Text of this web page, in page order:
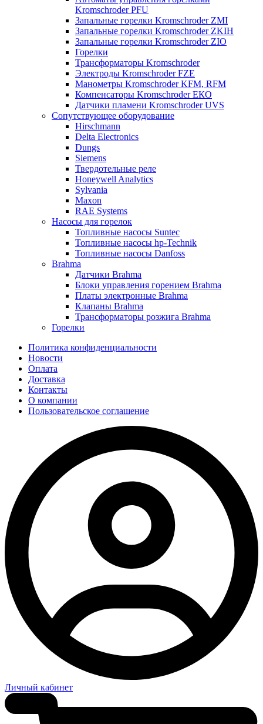
Kromschroder PFU
Запальные горелки Kromschroder ZМI
Запальные горелки Kromschroder ZKIH
Запальные горелки Kromschroder ZIO
Горелки
Трансформаторы Kromschroder
Электроды Kromschroder FZE
Манометры Kromschroder KFM, RFM
Компенсаторы Kromschroder ЕКО
Датчики пламени Kromschroder UVS
Сопутствующее оборудование
Hirschmann
Delta Electronics
Dungs
Siemens
Твердотельные реле
Honeywell Analytics
Sylvania
Maxon
RAE Systems
Насосы для горелок
Топливные насосы Suntec
Топливные насосы hp-Technik
Топливные насосы Danfoss
Brahma
Датчики Brahma
Блоки управления горением Brahma
Платы электронные Brahma
Клапаны Brahma
Трансформаторы розжига Brahma
Горелки
Политика конфиденциальности
Новости
Оплата
Доставка
Контакты
О компании
Пользовательское соглашение
Личный кабинет